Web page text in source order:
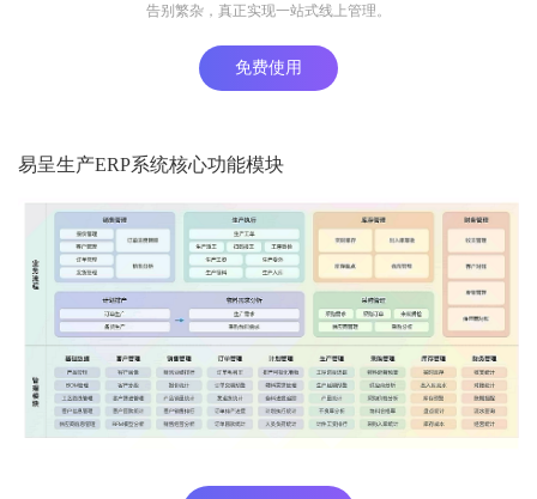
告别繁杂，真正实现一站式线上管理。
免费使用
易呈生产ERP系统核心功能模块